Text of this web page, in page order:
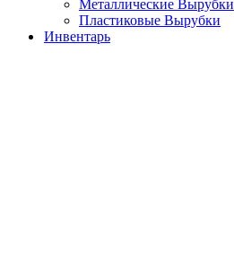
Металлические Вырубки
Пластиковые Вырубки
Инвентарь